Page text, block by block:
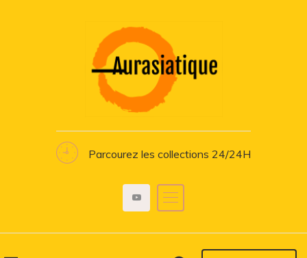
Parcourez les collections 24/24H